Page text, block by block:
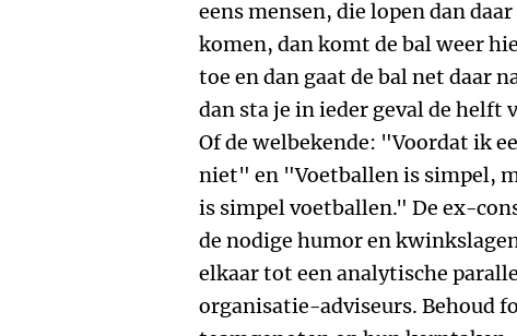
eens mensen, die lopen dan
komen, dan komt de bal weer
toe en dan gaat de bal net daar
dan sta je in ieder geval de helft
Of de welbekende: "Voordat ik
niet" en "Voetballen is simpel,
is simpel voetballen." De ex-
de nodige humor en
elkaar tot een analytische
organisatie-adviseurs. Behoud